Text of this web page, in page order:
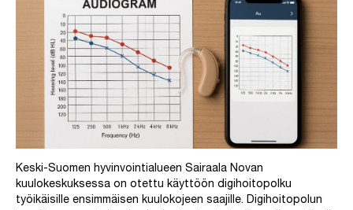
Keski-Suomen hyvinvointialueen Sairaala Novan
kuulokeskuksessa on otettu käyttöön digihoitopolku
työikäisille ensimmäisen kuulokojeen saajille. Digihoitopolun